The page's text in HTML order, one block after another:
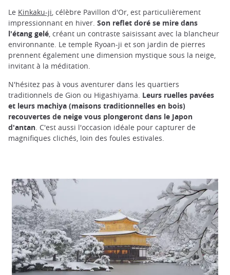
Le Kinkaku-ji, célèbre Pavillon d'Or, est particulièrement
impressionnant en hiver. Son reflet doré se mire dans
l'étang gelé, créant un contraste saisissant avec la blancheur
environnante. Le temple Ryoan-ji et son jardin de pierres
prennent également une dimension mystique sous la neige,
invitant à la méditation.
N'hésitez pas à vous aventurer dans les quartiers
traditionnels de Gion ou Higashiyama. Leurs ruelles pavées
et leurs machiya (maisons traditionnelles en bois)
recouvertes de neige vous plongeront dans le Japon
d'antan . C'est aussi l'occasion idéale pour capturer de
magnifiques clichés, loin des foules estivales.